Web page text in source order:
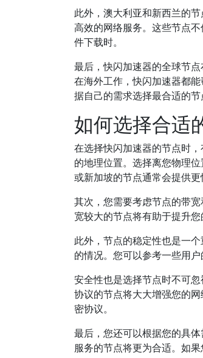
此外，澳大利亚和新西兰的
高效的网络服务。这些节点
件下载时。
最后，快闪加速器的全球节
在海外工作，快闪加速器都
据自己的需求选择最合适的节
如何选择合适
在选择快闪加速器的节点时
的地理位置。选择离您物理
或新加坡的节点通常会提供更
其次，您需要考虑节点的带
宽较大的节点将有助于提升
此外，节点的稳定性也是一
的情况。您可以参考一些用
安全性也是选择节点时不可
协议的节点将大大增强您的
密协议。
最后，您还可以根据您的具
服务的节点将更为合适。如